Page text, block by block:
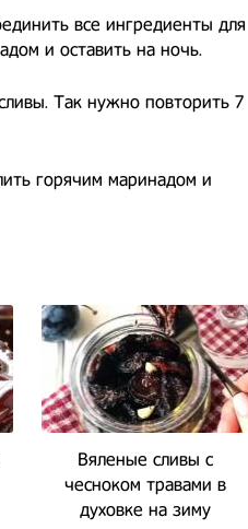
все ингредиенты для
и оставить на ночь.
Так нужно повторить 7
горячим маринадом и
Вяленые сливы с
чесноком травами в
духовке на зиму